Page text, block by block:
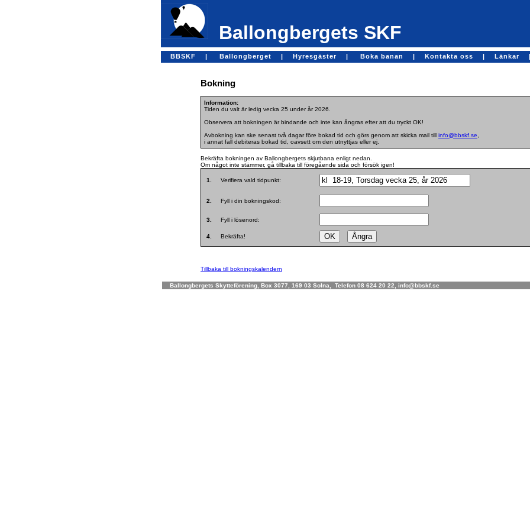
Ballongbergets SKF
BBSKF | Ballongberget | Hyresgäster | Boka banan | Kontakta oss | Länkar |
Bokning
Information:
Tiden du valt är ledig vecka 25 under år 2026.
Observera att bokningen är bindande och inte kan ångras efter att du tryckt OK!
Avbokning kan ske senast två dagar före bokad tid och görs genom att skicka mail till info@bbskf.se
i annat fall debiteras bokad tid, oavsett om den utnyttjas eller ej.
Bekräfta bokningen av Ballongbergets skjutbana enligt nedan.
Om något inte stämmer, gå tillbaka till föregående sida och försök igen!
1. Verifiera vald tidpunkt:
2. Fyll i din bokningskod:
3. Fyll i lösenord:
4. Bekräfta!
Tillbaka till bokningskalendern
Ballongbergets Skytteförening, Box 3077, 169 03 Solna, Telefon 08 624 20 22, info@bbskf.se